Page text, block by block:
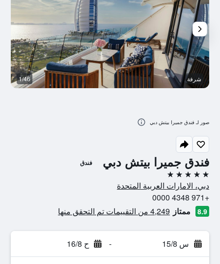
فندق جميرا بيتش دبي فندق
5 نجوم
دبي، الامارات العربية المتحدة
+971 4348 0000
8.9 ممتاز 4,249 من التقييمات تم التحقق منها
س 15/8 - ح 16/8
شرفة 1/46
صور لـ فندق جميرا بيتش دبي